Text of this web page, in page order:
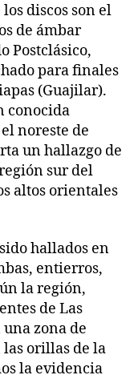
discos son el
de ámbar
Postclásico,
para finales
(Guajilar).
conocida
noreste de
un hallazgo de
sur del
altos orientales
hallados en
entierros,
la región,
de Las
zona de
orillas de la
la evidencia